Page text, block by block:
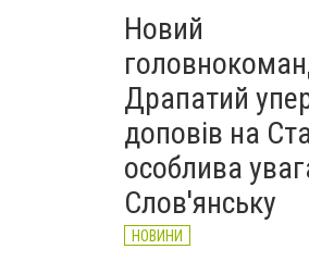
Новий
Драпатий
доповів на
особлива
Слов'янську
НОВИНИ